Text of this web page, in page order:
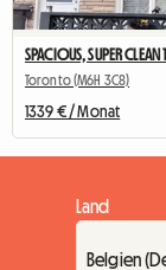
Toronto (M6H 3C8)
1339 € / Monat
Land